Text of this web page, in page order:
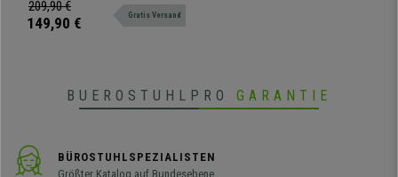
209,90 €
149,90 € Gratis Versand
BUEROSTUHLPRO GARANTIE
BÜROSTUHLSPEZIALISTEN
Größter Katalog auf Bundesebene